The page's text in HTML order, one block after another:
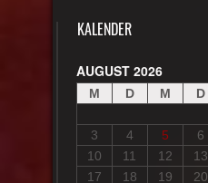
KALENDER
AUGUST 2026
M D M D
3
4 5 6
10
11 12 13
17
18 19 20